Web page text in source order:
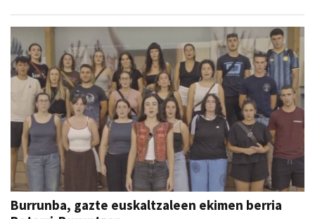
Burrunba, gazte euskaltzaleen ekimen berria